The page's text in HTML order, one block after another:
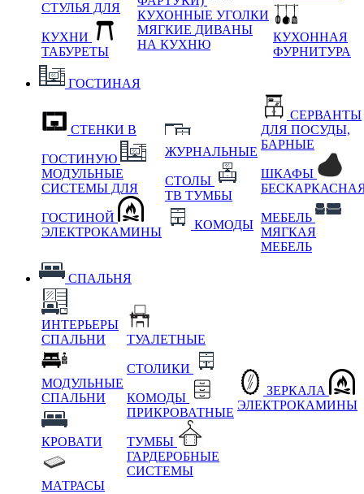
СТУЛЬЯ ДЛЯ
КУХНИ
ТАБУРЕТЫ
КУХОННЫЕ УГОЛКИ
МЯГКИЕ ДИВАНЫ
НА КУХНЮ
КУХОННАЯ
ФУРНИТУРА
ГОСТИНАЯ
СТЕНКИ В
ГОСТИНУЮ
МОДУЛЬНЫЕ
СИСТЕМЫ ДЛЯ
ГОСТИНОЙ
ЭЛЕКТРОКАМИНЫ
ЖУРНАЛЬНЫЕ
СТОЛЫ
ТВ ТУМБЫ
КОМОДЫ
СЕРВАНТЫ
ДЛЯ ПОСУДЫ,
БАРНЫЕ
ШКАФЫ
МЕБЕЛЬ
МЯГКАЯ
МЕБЕЛЬ
СПАЛЬНЯ
ИНТЕРЬЕРЫ
СПАЛЬНИ
МОДУЛЬНЫЕ
СПАЛЬНИ
КРОВАТИ
МАТРАСЫ
ТУАЛЕТНЫЕ
СТОЛИКИ
КОМОДЫ
ПРИКРОВАТНЫЕ
ТУМБЫ
ГАРДЕРОБНЫЕ
СИСТЕМЫ
ЗЕРКАЛА
ЭЛЕКТРОКАМИНЫ